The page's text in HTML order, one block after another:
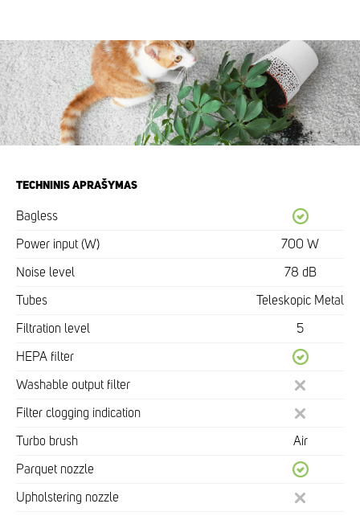
TECHNINIS APRAŠYMAS
Bagless
Power input (W) 700 W
Noise level 78 dB
Tubes Teleskopic Metal
Filtration level 5
HEPA filter
Washable output filter
Filter clogging indication
Turbo brush Air
Parquet nozzle
Upholstering nozzle